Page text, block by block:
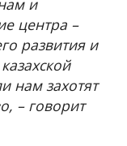
центра –
развития и
нам захотят
– говорит